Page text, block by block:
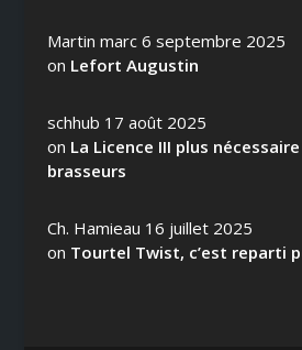
Martin marc 6 septembre 2025
on Lefort Augustin
schhub 17 août 2025
on La Licence III plus
brasseurs
Ch. Hamieau 16 juillet 2025
on Tourtel Twist, c’est reparti